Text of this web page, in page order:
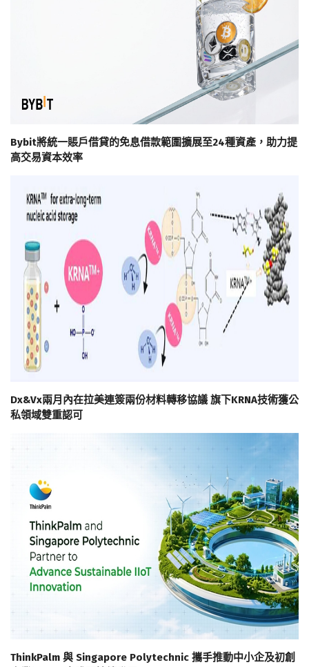
Bybit將統一賬戶借貸的免息借款範圍擴展至24種資產，助力提
高交易資本效率
Dx&Vx兩月內在拉美連簽兩份材料轉移協議 旗下KRNA技術獲公
私領域雙重認可
ThinkPalm 與 Singapore Polytechnic 攜手推動中小企及初創